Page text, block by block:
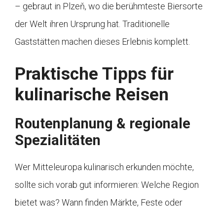
– gebraut in Plzeň, wo die berühmteste Biersorte
der Welt ihren Ursprung hat. Traditionelle
Gaststätten machen dieses Erlebnis komplett.
Praktische Tipps für
kulinarische Reisen
Routenplanung & regionale
Spezialitäten
Wer Mitteleuropa kulinarisch erkunden möchte,
sollte sich vorab gut informieren: Welche Region
bietet was? Wann finden Märkte, Feste oder